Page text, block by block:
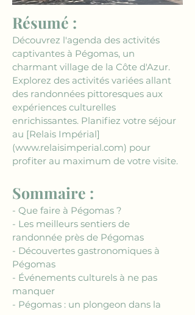
Résumé :
Découvrez l'agenda des activités
captivantes à Pégomas, un
charmant village de la Côte d'Azur.
Explorez des activités variées allant
des randonnées pittoresques aux
expériences culturelles
enrichissantes. Planifiez votre séjour
au [Relais Impérial]
(www.relaisimperial.com) pour
profiter au maximum de votre visite.
Sommaire :
- Que faire à Pégomas ?
- Les meilleurs sentiers de
randonnée près de Pégomas
- Découvertes gastronomiques à
Pégomas
- Événements culturels à ne pas
manquer
- Pégomas : un plongeon dans la